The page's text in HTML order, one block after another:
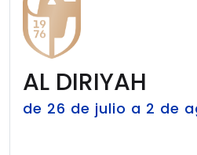
AL DIRIYAH
de 26 de julio a 2 de